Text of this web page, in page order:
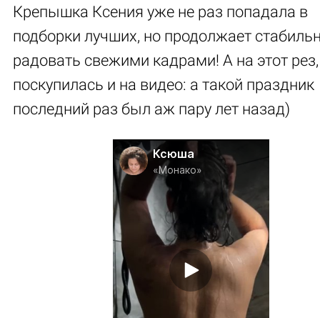
Крепышка Ксения уже не раз попадала в
подборки лучших, но продолжает
радовать свежими кадрами! А на этот
поскупилась и на видео: а такой праздник
последний раз был аж пару лет назад)
Ксюша
«Монако»